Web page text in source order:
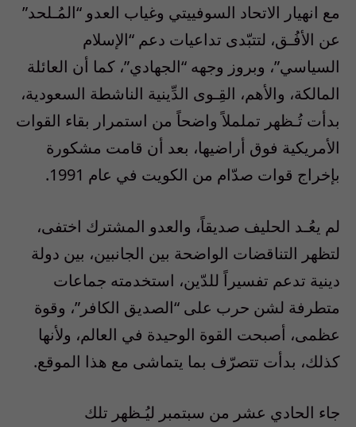
مع انهيار الاتحاد السوفييتي وغياب العدو “المُـلحد”
عن الأفُـق، لتتبّدى تداعيات دعم “الإسلام
السياسي”، وبروز وجهه “الجهادي”، كما أن العائلة
المالكة، والأهم، القِـوى الدِّينية الناشطة السعودية،
بدأت تُـظهر تململاً واضحاً من استمرار بقاء القوات
الأمريكية فوق أراضيها، بعد أن قامت مشكورة
بإخراج قوات صدّام من الكويت في عام 1991.
لم يعُـد الحليف صديقاً، والعدو المشترك اختفى،
لتظهر التناقضات الواضحة بين الجانبين، بين دولة
دينية تدعم تفسيراً للدّين، استخدمته جماعات
متطرفة لشن حرب على “الصديق الكافر”، وقوة
عظمى، أصبحت القوة الوحيدة في العالم، ولأنها
كذلك، بدأت تتصرّف بما يتماشى مع هذا الموقع.
جاء الحادي عشر من سبتمبر ليُـظهر تلك